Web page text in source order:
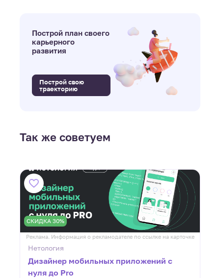
Построй план своего
карьерного
развития
Построй свою
траекторию
Так же советуем
СКИДКА 30%
Реклама. Информация о рекламодателе по ссылке на карточке
Нетология
Дизайнер мобильных приложений с
нуля до Pro